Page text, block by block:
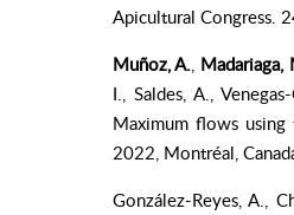
Apicultural Congress.
Muñoz, A. Madariaga,
I., Saldes, A.,
Maximum flows
2022, Montréal,
González-Reyes, A.,